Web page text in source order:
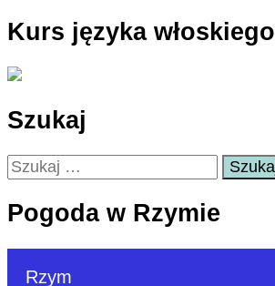
Kurs języka włoskiego
Szukaj
Szukaj:
Pogoda w Rzymie